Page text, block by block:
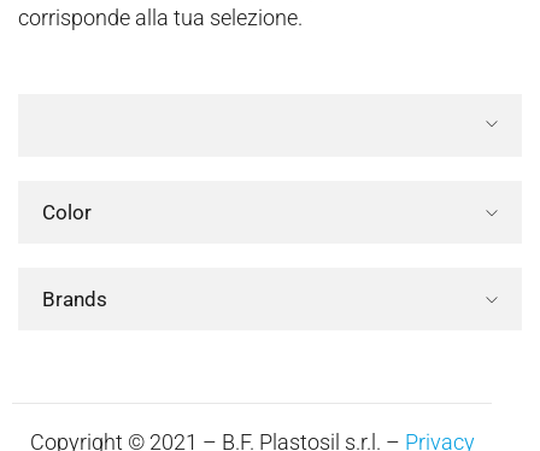
corrisponde alla tua selezione.
Color
Brands
Copyright © 2021 – B.F. Plastosil s.r.l. – Privacy